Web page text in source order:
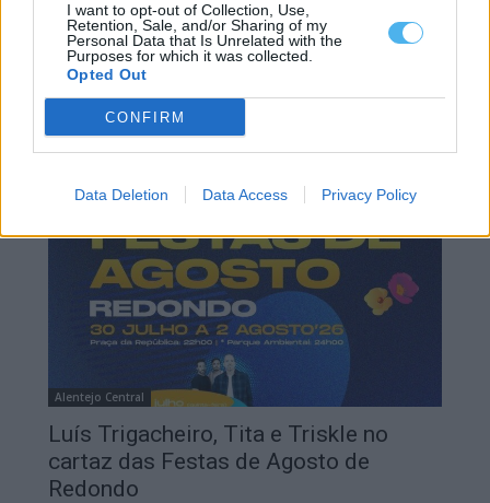
I want to opt-out of Collection, Use,
Retention, Sale, and/or Sharing of my
Personal Data that Is Unrelated with the
Purposes for which it was collected.
Opted Out
CONFIRM
Data Deletion Data Access Privacy Policy
Baixo Alentejo
Festas de Alvito decorrem de 31 de
julho a 2 de agosto com música,
Luís Diabão - 18 Julho, 2026 - 11:00
Alentejo Central
Luís Trigacheiro, Tita e Triskle no
cartaz das Festas de Agosto de
Redondo